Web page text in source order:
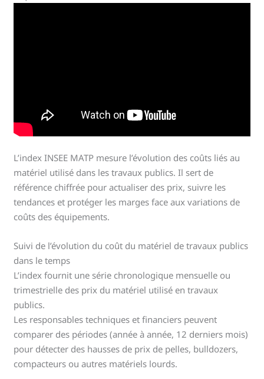
L’index INSEE MATP mesure l’évolution des coûts liés au
matériel utilisé dans les travaux publics. Il sert de
référence chiffrée pour actualiser des prix, suivre les
tendances et protéger les marges face aux variations de
coûts des équipements.
Suivi de l’évolution du coût du matériel de travaux publics
dans le temps
L’index fournit une série chronologique mensuelle ou
trimestrielle des prix du matériel utilisé en travaux
publics.
Les responsables techniques et financiers peuvent
comparer des périodes (année à année, 12 derniers mois)
pour détecter des hausses de prix de pelles, bulldozers,
compacteurs ou autres matériels lourds.